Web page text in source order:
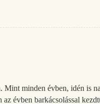
Mint minden évben, idén is
évben barkácsolással